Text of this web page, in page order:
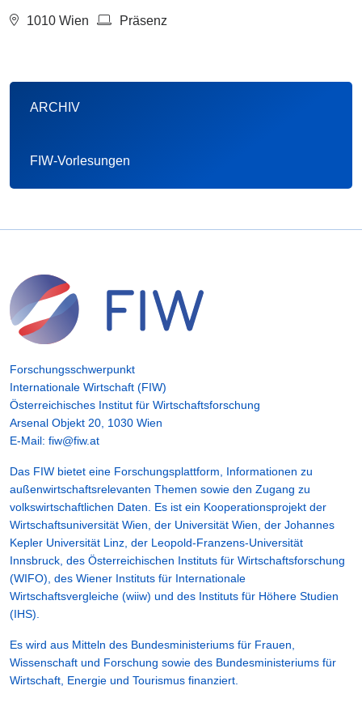
1010 Wien Präsenz
ARCHIV
FIW-Vorlesungen
Forschungsschwerpunkt
Internationale Wirtschaft (FIW)
Österreichisches Institut für Wirtschaftsforschung
Arsenal Objekt 20, 1030 Wien
E-Mail: fiw@fiw.at
Das FIW bietet eine Forschungsplattform, Informationen zu
außenwirtschaftsrelevanten Themen sowie den Zugang zu
volkswirtschaftlichen Daten. Es ist ein Kooperationsprojekt der
Wirtschaftsuniversität Wien, der Universität Wien, der Johannes
Kepler Universität Linz, der Leopold-Franzens-Universität
Innsbruck, des Österreichischen Instituts für Wirtschaftsforschung
(WIFO), des Wiener Instituts für Internationale
Wirtschaftsvergleiche (wiiw) und des Instituts für Höhere Studien
(IHS).
Es wird aus Mitteln des Bundesministeriums für Frauen,
Wissenschaft und Forschung sowie des Bundesministeriums für
Wirtschaft, Energie und Tourismus finanziert.